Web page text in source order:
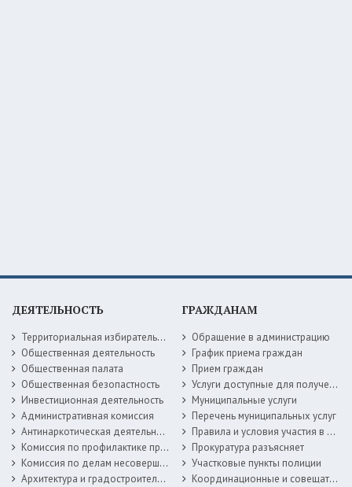
ДЕЯТЕЛЬНОСТЬ
Территориальная избирательная комиссия
Общественная деятельность
Общественная палата
Общественная безопастность
Инвестиционная деятельность
Административная комиссия
Антинаркотическая деятельность
Комиссия по профилактике правонарушений
Комиссия по делам несовершеннолетних
Архитектура и градостроительство
ГРАЖДАНАМ
Обращение в администрацию
График приема граждан
Прием граждан
Услуги доступные для получения в электронной форме
Муниципальные услуги
Перечень муниципальных услуг
Правила и условия участия в жилищных программах
Прокуратура разъясняет
Участковые пункты полиции
Координационные и совещательные органы